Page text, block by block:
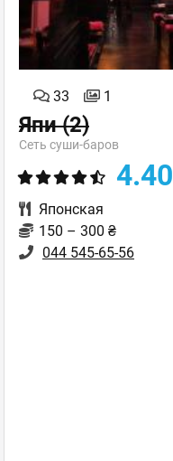
33 1
Япи(2)
Сеть суши-баров
4.40
Японская
150 – 300 ₴
044 545-65-56